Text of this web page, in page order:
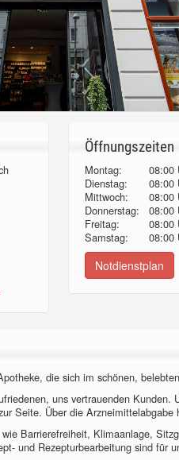
Öffnungszeiten
Montag: 08:00
Dienstag:
08:00
Mittwoch:
08:00
Donnerstag:08:00
Freitag:
08:00
Samstag:
08:00
Notdienstplan
die sich im schönen,
uns vertrauenden
Seite. Über die
Barrierefreiheit, Klimaanlage,
und Rezepturbearbeitung sind für